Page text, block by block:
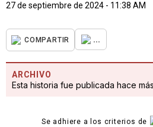
27 de septiembre de 2024 - 11:38 AM
COMPARTIR ...
ARCHIVO
Esta historia fue publicada hace
Se adhiere a los criterios de